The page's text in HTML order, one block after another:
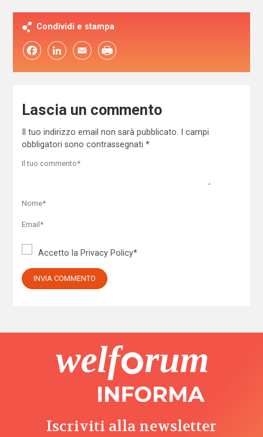
Condividi e stampa
FacebookLinkedIn Email
Lascia un commento
Il tuo indirizzo email non sarà pubblicato.
I campi
obbligatori sono contrassegnati *
Accetto la Privacy Policy*
Iscriviti alla newsletter